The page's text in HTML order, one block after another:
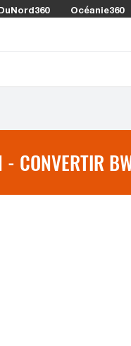
Océanie360
- CONVERTIR